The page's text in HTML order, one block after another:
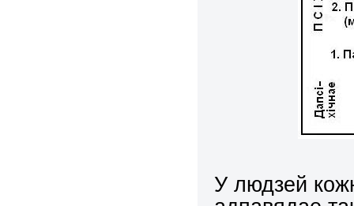
У людзей